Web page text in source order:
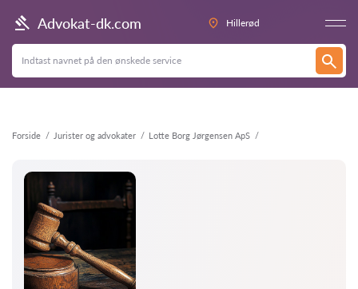
Advokat-dk.com Hillerød
Forside Jurister og advokater Lotte Borg Jørgensen ApS
Tilbage